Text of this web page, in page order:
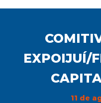
EXPOIJUÍ/
11 de